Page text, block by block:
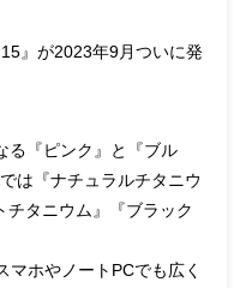
』が2023年9月ついに発
る『ピンク』と『ブル
は『ナチュラルチタニウ
チタニウム』『ブラック
ホやノートPCでも広く